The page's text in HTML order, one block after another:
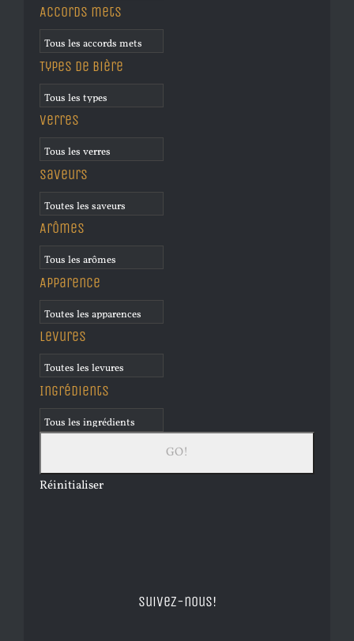
Accords mets
Types de bière
Verres
Saveurs
Arômes
Apparence
Levures
Ingrédients
Réinitialiser
Suivez-nous!